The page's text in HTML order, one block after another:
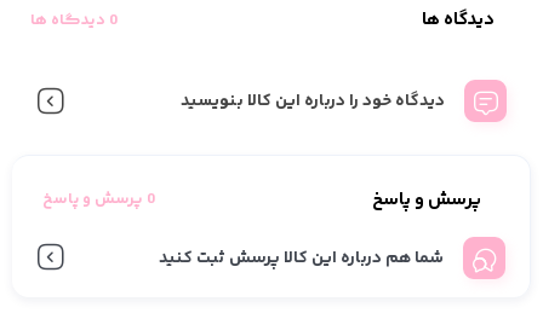
دیدگاه ها 0 دیدگاه ها
دیدگاه خود را درباره این کالا بنویسید
پرسش و پاسخ 0 پرسش و پاسخ
شما هم درباره این کالا پرسش ثبت کنید